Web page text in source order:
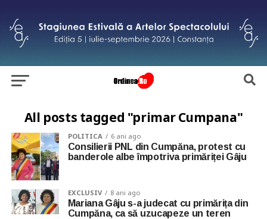
All posts tagged "primar Cumpana"
POLITICA 6 ani ago
Consilierii PNL din Cumpăna, protest cu
banderole albe împotriva primăriței Gâju
EXCLUSIV 8 ani ago
Mariana Gâju s-a judecat cu primărița din
Cumpăna, ca să uzucapeze un teren